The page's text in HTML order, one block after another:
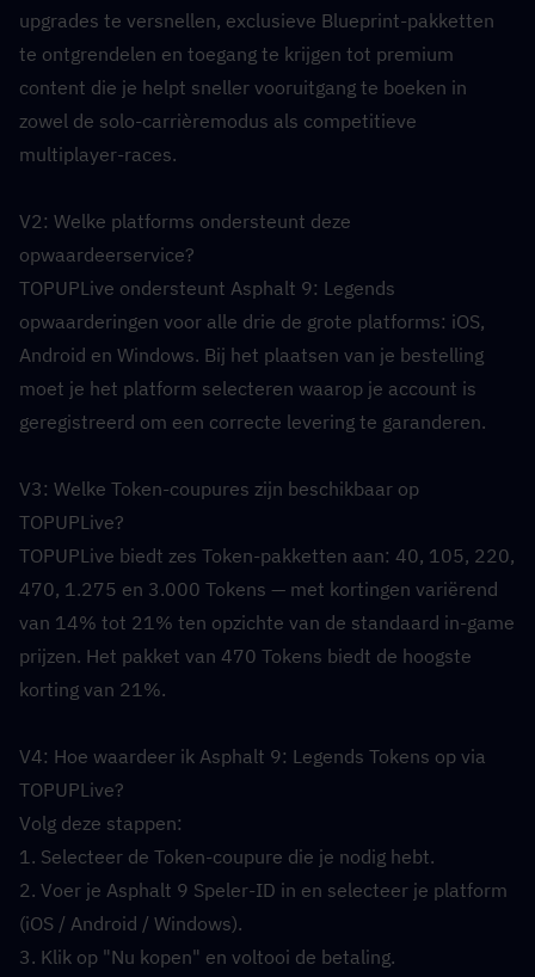
upgrades te versnellen, exclusieve Blueprint-pakketten
te ontgrendelen en toegang te krijgen tot premium
content die je helpt sneller vooruitgang te boeken in
zowel de solo-carrièremodus als competitieve
multiplayer-races.
V2: Welke platforms ondersteunt deze
opwaardeerservice?
TOPUPLive ondersteunt Asphalt 9: Legends
opwaarderingen voor alle drie de grote platforms: iOS,
Android en Windows. Bij het plaatsen van je bestelling
moet je het platform selecteren waarop je account is
geregistreerd om een correcte levering te garanderen.
V3: Welke Token-coupures zijn beschikbaar op
TOPUPLive?
TOPUPLive biedt zes Token-pakketten aan: 40, 105, 220,
470, 1.275 en 3.000 Tokens — met kortingen variërend
van 14% tot 21% ten opzichte van de standaard in-game
prijzen. Het pakket van 470 Tokens biedt de hoogste
korting van 21%.
V4: Hoe waardeer ik Asphalt 9: Legends Tokens op via
TOPUPLive?
Volg deze stappen:
1. Selecteer de Token-coupure die je nodig hebt.
2. Voer je Asphalt 9 Speler-ID in en selecteer je platform
(iOS / Android / Windows).
3. Klik op "Nu kopen" en voltooi de betaling.